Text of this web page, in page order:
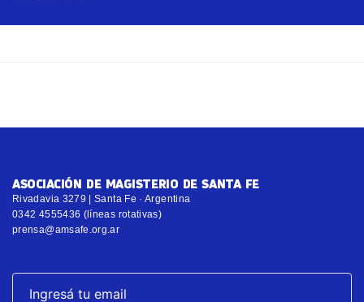
ASOCIACIÓN DE MAGISTERIO DE SANTA FE
Rivadavia 3279 | Santa Fe · Argentina
0342 4555436 (líneas rotativas)
prensa@amsafe.org.ar